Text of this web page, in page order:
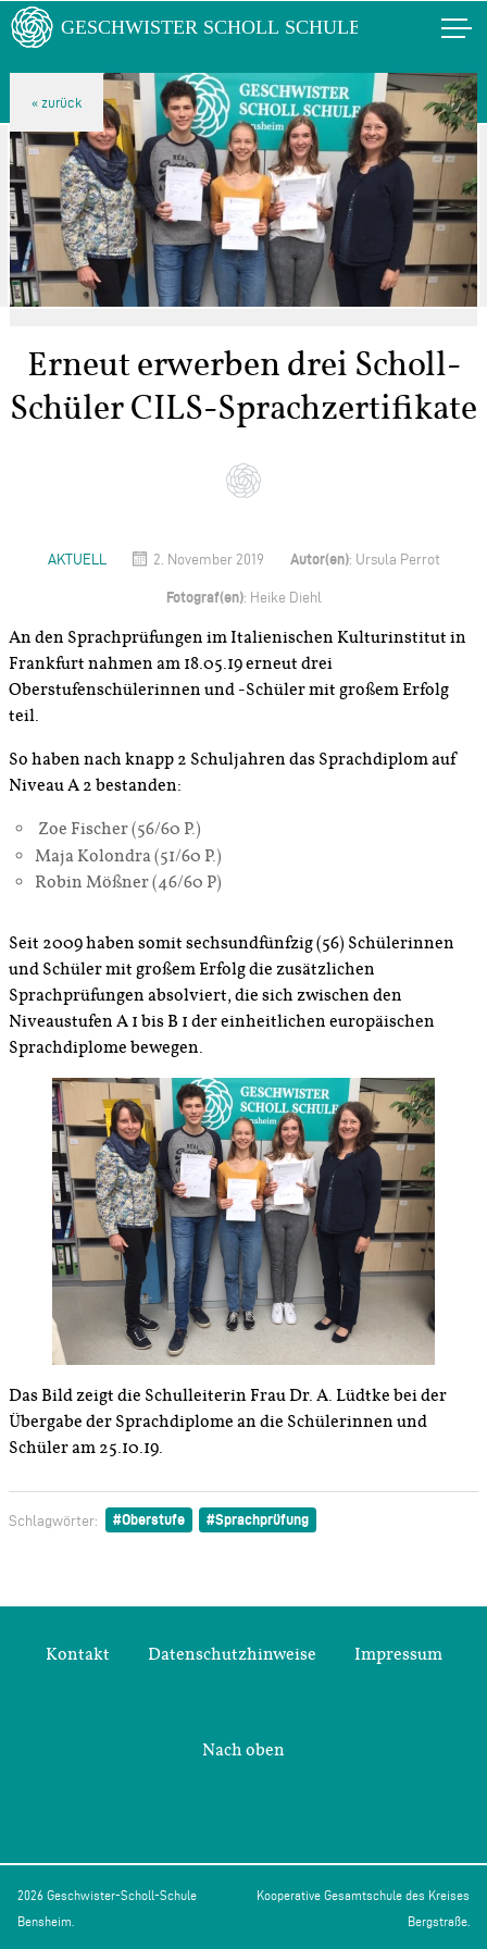
Erneut erwerben drei Scholl-
Schüler CILS-Sprachzertifikate
AKTUELL 2. November 2019 Autor(en): Ursula Perrot
Fotograf(en): Heike Diehl
An den Sprachprüfungen im Italienischen Kulturinstitut in
Frankfurt nahmen am 18.05.19 erneut drei
Oberstufenschülerinnen und -Schüler mit großem Erfolg
teil.
So haben nach knapp 2 Schuljahren das Sprachdiplom auf
Niveau A 2 bestanden:
Zoe Fischer (56/60 P.)
Maja Kolondra (51/60 P.)
Robin Mößner (46/60 P)
Seit 2009 haben somit sechsundfünfzig (56) Schülerinnen
und Schüler mit großem Erfolg die zusätzlichen
Sprachprüfungen absolviert, die sich zwischen den
Niveaustufen A 1 bis B 1 der einheitlichen europäischen
Sprachdiplome bewegen.
Das Bild zeigt die Schulleiterin Frau Dr. A. Lüdtke bei der
Übergabe der Sprachdiplome an die Schülerinnen und
Schüler am 25.10.19.
Schlagwörter: Oberstufe Sprachprüfung
Kontakt Datenschutzhinweise Impressum
Nach oben
2026 Geschwister-Scholl-Schule
Bensheim.
Kooperative Gesamtschule des Kreises
Bergstraße.